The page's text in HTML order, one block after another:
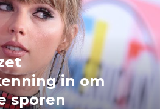
in om
sporen